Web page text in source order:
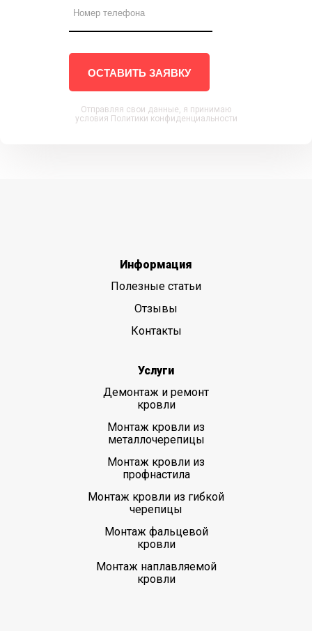
ОСТАВИТЬ ЗАЯВКУ
Отправляя свои данные, я принимаю
условия Политики конфиденциальности
Информация
Полезные статьи
Отзывы
Контакты
Услуги
Демонтаж и ремонт
кровли
Монтаж кровли из
металлочерепицы
Монтаж кровли из
профнастила
Монтаж кровли из гибкой
черепицы
Монтаж фальцевой
кровли
Монтаж наплавляемой
кровли